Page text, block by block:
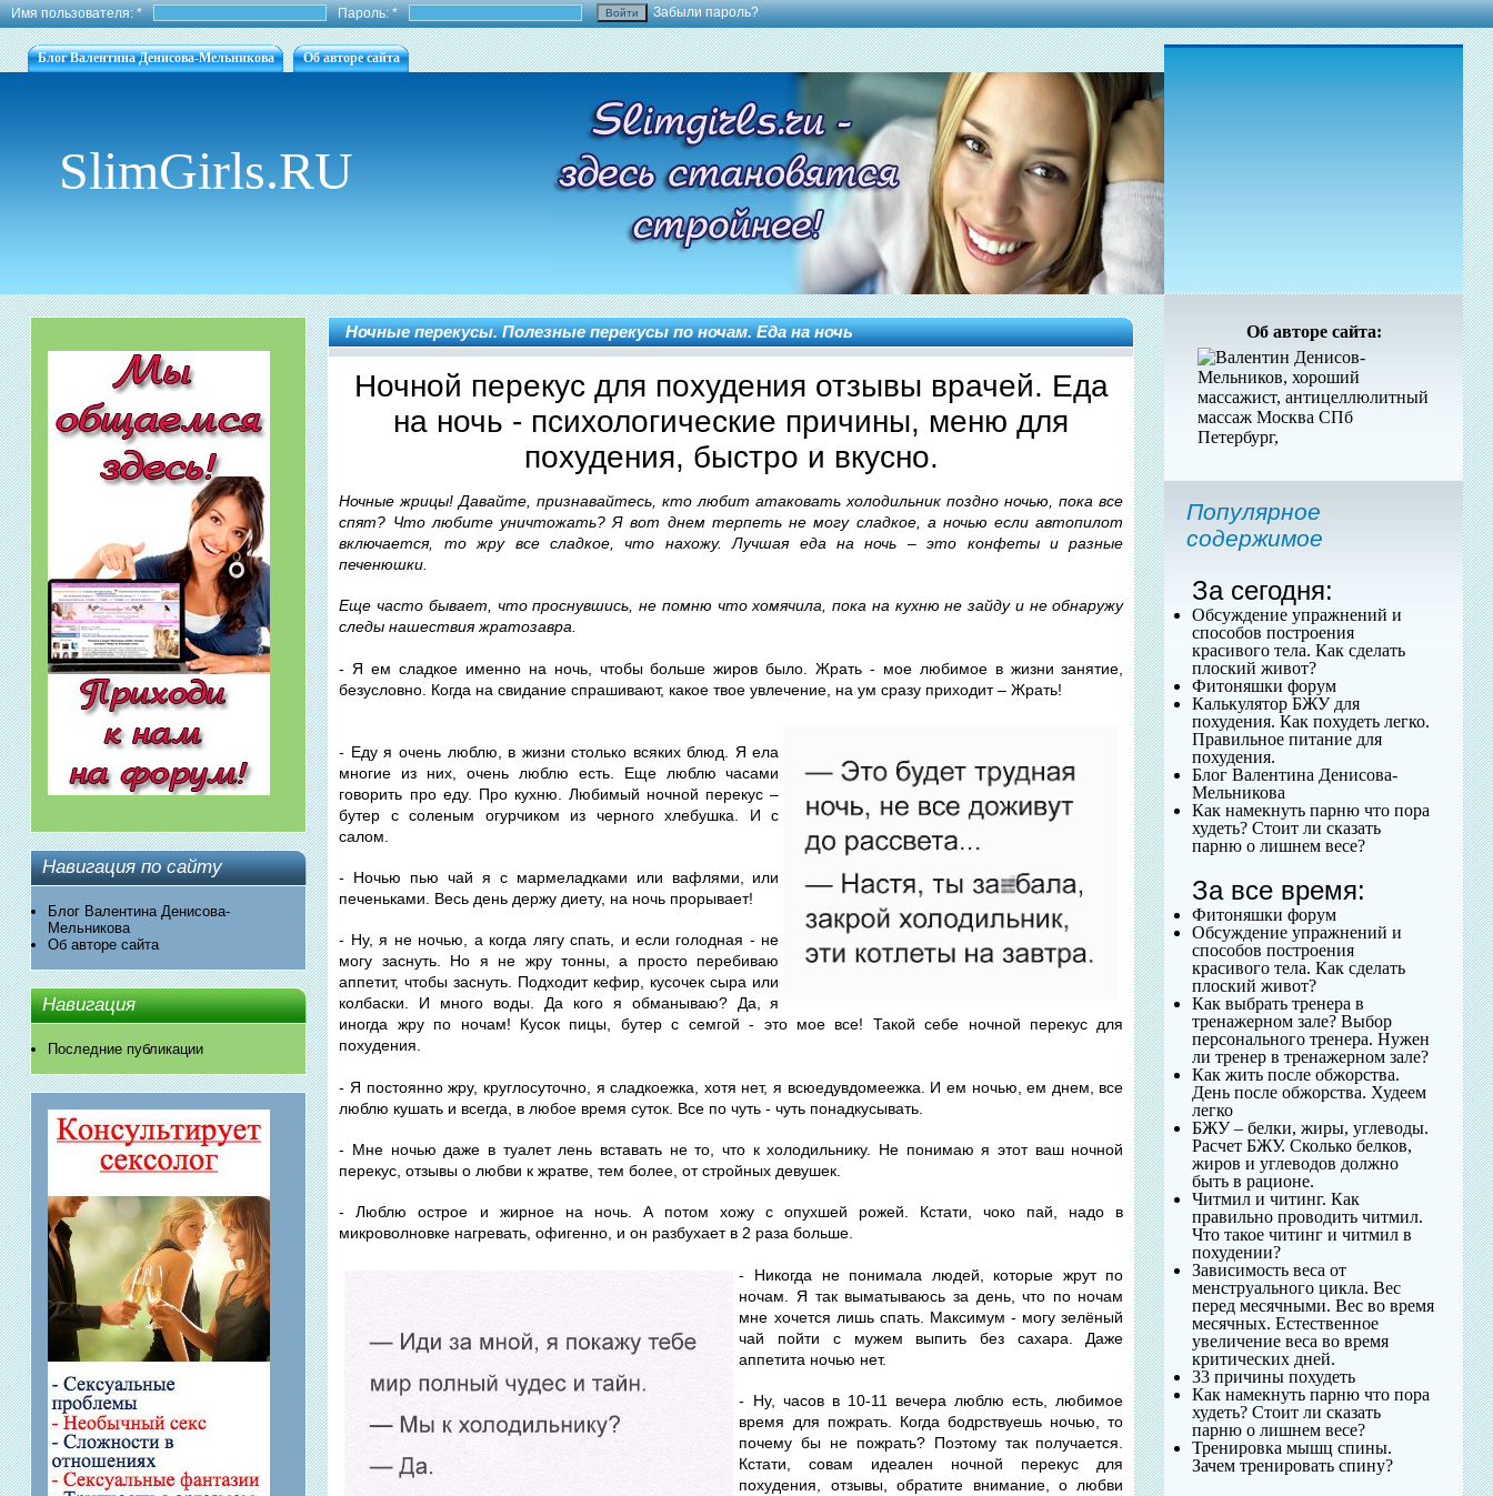
Имя пользователя:* Пароль:* Забыли пароль?
Блог Валентина Денисова-Мельникова Об авторе сайта
SlimGirls.RU
Навигация по сайту
Блог Валентина Денисова-
Мельникова
Об авторе сайта
Навигация
Последние публикации
Ночные перекусы. Полезные перекусы по ночам. Еда на ночь
Ночной перекус для похудения отзывы врачей. Еда
на ночь - психологические причины, меню для
похудения, быстро и вкусно.
Ночные жрицы! Давайте, признавайтесь, кто любит атаковать холодильник поздно ночью, пока все
спят? Что любите уничтожать? Я вот днем терпеть не могу сладкое, а ночью если автопилот
включается, то жру все сладкое, что нахожу. Лучшая еда на ночь – это конфеты и разные
печенюшки.
Еще часто бывает, что проснувшись, не помню что хомячила, пока на кухню не зайду и не обнаружу
следы нашествия жратозавра.
- Я ем сладкое именно на ночь, чтобы больше жиров было. Жрать - мое любимое в жизни занятие,
безусловно. Когда на свидание спрашивают, какое твое увлечение, на ум сразу приходит – Жрать!
- Еду я очень люблю, в жизни столько всяких блюд. Я ела
многие из них, очень люблю есть. Еще люблю часами
говорить про еду. Про кухню. Любимый ночной перекус –
бутер с соленым огурчиком из черного хлебушка. И с
салом.
- Ночью пью чай я с мармеладками или вафлями, или
печеньками. Весь день держу диету, на ночь прорывает!
- Ну, я не ночью, а когда лягу спать, и если голодная - не
могу заснуть. Но я не жру тонны, а просто перебиваю
аппетит, чтобы заснуть. Подходит кефир, кусочек сыра или
колбаски. И много воды. Да кого я обманываю? Да, я
иногда жру по ночам! Кусок пицы, бутер с семгой - это мое все! Такой себе ночной перекус для
похудения.
- Я постоянно жру, круглосуточно, я сладкоежка, хотя нет, я всюедувдомеежка. И ем ночью, ем днем, все
люблю кушать и всегда, в любое время суток. Все по чуть - чуть понадкусывать.
- Мне ночью даже в туалет лень вставать не то, что к холодильнику. Не понимаю я этот ваш ночной
перекус, отзывы о любви к жратве, тем более, от стройных девушек.
- Люблю острое и жирное на ночь. А потом хожу с опухшей рожей. Кстати, чоко пай, надо в
микроволновке нагревать, офигенно, и он разбухает в 2 раза больше.
- Никогда не понимала людей, которые жрут по
ночам. Я так выматываюсь за день, что по ночам
мне хочется лишь спать. Максимум - могу зелёный
чай пойти с мужем выпить без сахара. Даже
аппетита ночью нет.
- Ну, часов в 10-11 вечера люблю есть, любимое
время для пожрать. Когда бодрствуешь ночью, то
почему бы не пожрать? Поэтому так получается.
Кстати, совам идеален ночной перекус для
похудения, отзывы, обратите внимание, о любви
Об авторе сайта:
Популярное
содержимое
За сегодня:
Обсуждение упражнений и
способов построения
красивого тела. Как сделать
плоский живот?
Фитоняшки форум
Калькулятор БЖУ для
похудения. Как похудеть легко.
Правильное питание для
похудения.
Блог Валентина Денисова-
Мельникова
Как намекнуть парню что пора
худеть? Стоит ли сказать
парню о лишнем весе?
За все время:
Фитоняшки форум
Обсуждение упражнений и
способов построения
красивого тела. Как сделать
плоский живот?
Как выбрать тренера в
тренажерном зале? Выбор
персонального тренера. Нужен
ли тренер в тренажерном зале?
Как жить после обжорства.
День после обжорства. Худеем
легко
БЖУ – белки, жиры, углеводы.
Расчет БЖУ. Сколько белков,
жиров и углеводов должно
быть в рационе.
Читмил и читинг. Как
правильно проводить читмил.
Что такое читинг и читмил в
похудении?
Зависимость веса от
менструального цикла. Вес
перед месячными. Вес во время
месячных. Естественное
увеличение веса во время
критических дней.
33 причины похудеть
Как намекнуть парню что пора
худеть? Стоит ли сказать
парню о лишнем весе?
Тренировка мышц спины.
Зачем тренировать спину?